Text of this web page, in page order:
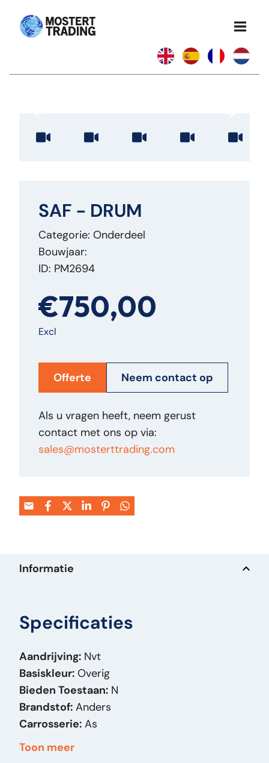
SAF - DRUM
Categorie: Onderdeel
Bouwjaar:
ID: PM2694
€750,00
Excl
Offerte Neem contact op
Als u vragen heeft, neem gerust
contact met ons op via:
sales@mosterttrading.com
Informatie
Specificaties
Aandrijving: Nvt
Basiskleur: Overig
Bieden Toestaan: N
Brandstof: Anders
Carrosserie: As
Massa (kg):
Toon meer